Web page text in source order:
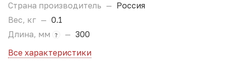
Страна производитель — Россия
Вес, кг — 0.1
Длина, мм
? — 300
Все характеристики